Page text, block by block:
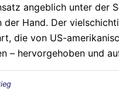
angeblich unter der
der Hand. Der
die von US-
– hervorgehoben und